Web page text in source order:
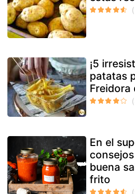
¡5
patatas
Freidora
En el
buena
frito